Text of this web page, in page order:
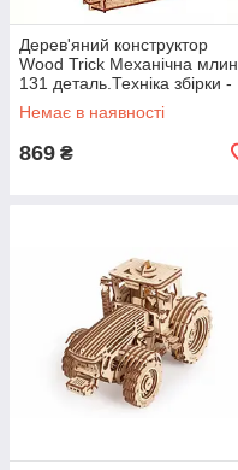
Дерев'яний конструктор
Wood Trick Механічна млин,
131 деталь.Техніка збірки -
3d пазл
Немає в наявності
869 ₴